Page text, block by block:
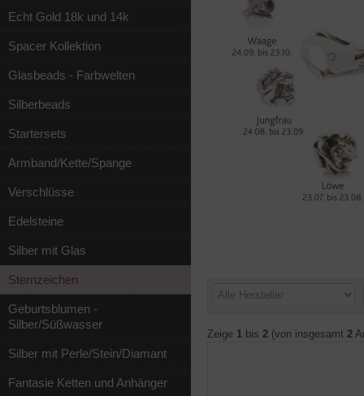
Echt Gold 18k und 14k
Spacer Kollektion
Glasbeads - Farbwelten
Silberbeads
Startersets
Armband/Kette/Spange
Verschlüsse
Edelsteine
Silber mit Glas
Sternzeichen
Geburtsblumen -
Silber/Süßwasser
Silber mit Perle/Stein/Diamant
Fantasie Ketten und Anhänger
Zeige 1 bis 2 (von insgesamt 2